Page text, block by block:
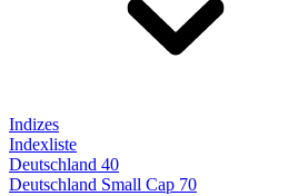
Indizes
Indexliste
Deutschland 40
Deutschland Small Cap 70